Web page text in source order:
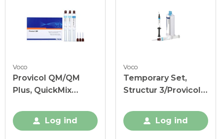
Voco
Provicol QM/QM
Plus, QuickMix
Log ind
Voco
Temporary Set,
Structur 3/Provicol
Log ind